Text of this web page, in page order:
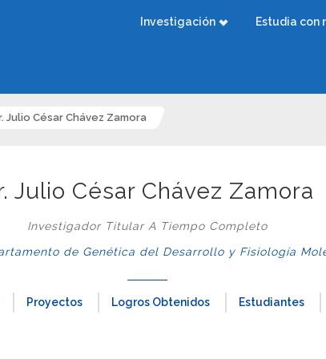
Investigación Estudia con
Julio César Chávez Zamora
Julio César Chávez Zamora
Investigador Titular A Tiempo Completo
de Genética del Desarrollo y Fisiología
Proyectos Logros Obtenidos Estudiantes